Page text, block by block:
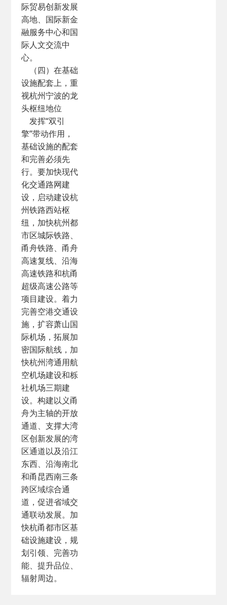
际贸易创新发展
高地、国际新金
融服务中心和国
际人文交流中
心。
（四）在基础
设施配套上，重
视杭州宁波的龙
头枢纽地位
发挥“双引
擎”带动作用，
基础设施的配套
和完善必须先
行。要加快现代
化交通路网建
设，启动建设杭
州铁路西站枢
纽，加快杭州都
市区城际铁路、
甬舟铁路、甬舟
高速复线、沿海
高速铁路和杭甬
超级高速公路等
项目建设。着力
完善空港交通设
施，扩容萧山国
际机场，拓展加
密国际航线，加
快杭州湾通用航
空机场建设和栎
社机场三期建
设。构建以义甬
舟为主轴的开放
通道、支撑大湾
区创新发展的湾
区通道以及沿江
东西、沿海南北
和甬昆西南三条
跨区域综合通
道，促进省域交
通联动发展。加
快杭甬都市区基
础设施建设，规
划引领、完善功
能、提升品位、
辐射周边。